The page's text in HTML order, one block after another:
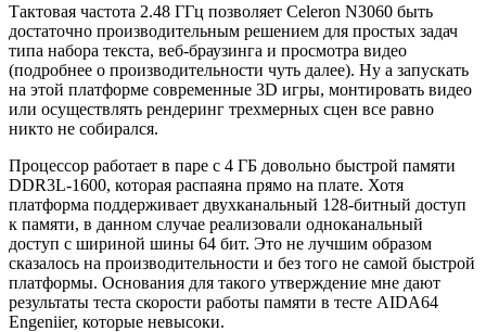
Тактовая частота 2.48 ГГц позволяет Celeron N3060 быть
достаточно производительным решением для простых задач
типа набора текста, веб-браузинга и просмотра видео
(подробнее о производительности чуть далее). Ну а запускать
на этой платформе современные 3D игры, монтировать видео
или осуществлять рендеринг трехмерных сцен все равно
никто не собирался.
Процессор работает в паре с 4 ГБ довольно быстрой памяти
DDR3L-1600, которая распаяна прямо на плате. Хотя
платформа поддерживает двухканальный 128-битный доступ
к памяти, в данном случае реализовали одноканальный
доступ с шириной шины 64 бит. Это не лучшим образом
сказалось на производительности и без того не самой быстрой
платформы. Основания для такого утверждение мне дают
результаты теста скорости работы памяти в тесте AIDA64
Engeniier, которые невысоки.